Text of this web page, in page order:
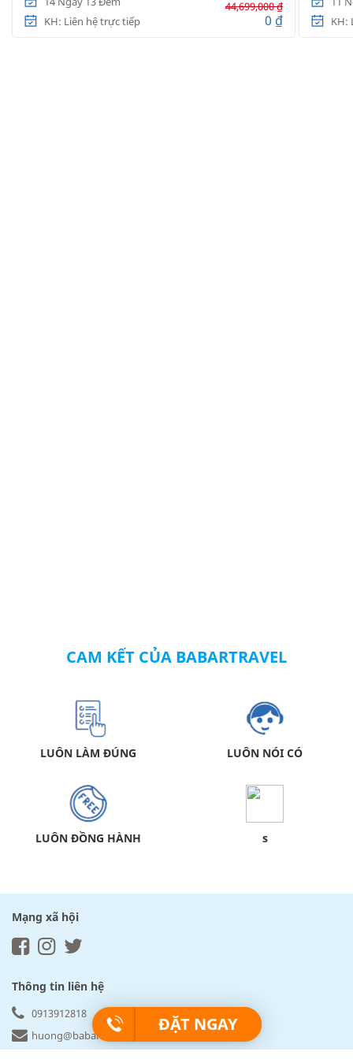
ĐẶT NGAY
0 ₫
44,699,000 ₫
KH: Liên hệ trực tiếp
KH:
CAM KẾT CỦA BABARTRAVEL
LUÔN LÀM ĐÚNG LUÔN NÓI CÓ
LUÔN ĐỒNG HÀNH s
Mạng xã hội
Thông tin liên hệ
0913912818
huong@babartravel.com